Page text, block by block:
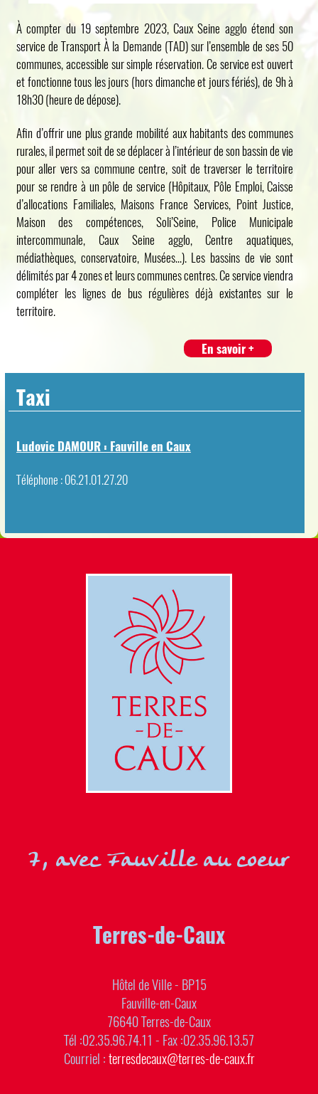
À compter du 19 septembre 2023, Caux Seine agglo étend son
service de Transport À la Demande (TAD) sur l’ensemble de ses 50
communes, accessible sur simple réservation. Ce service est ouvert
et fonctionne tous les jours (hors dimanche et jours fériés), de 9h à
18h30 (heure de dépose).
Afin d’offrir une plus grande mobilité aux habitants des communes
rurales, il permet soit de se déplacer à l’intérieur de son bassin de vie
pour aller vers sa commune centre, soit de traverser le territoire
pour se rendre à un pôle de service (Hôpitaux, Pôle Emploi, Caisse
d’allocations Familiales, Maisons France Services, Point Justice,
Maison des compétences, Soli’Seine, Police Municipale
intercommunale, Caux Seine agglo, Centre aquatiques,
médiathèques, conservatoire, Musées…). Les bassins de vie sont
délimités par 4 zones et leurs communes centres. Ce service viendra
compléter les lignes de bus régulières déjà existantes sur le
territoire.
En savoir +
Taxi
Ludovic DAMOUR : Fauville en Caux
Téléphone : 06.21.01.27.20
7, avec Fauville au coeur
Terres-de-Caux
Hôtel de Ville - BP15
Fauville-en-Caux
76640 Terres-de-Caux
Tél :02.35.96.74.11 - Fax :02.35.96.13.57
Courriel :terresdecaux@terres-de-caux.fr